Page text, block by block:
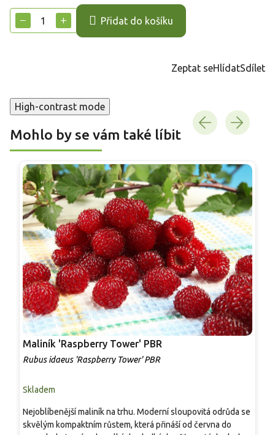
cena:
+
− Přidat do košíku
Zeptat seHlídatSdílet
High-contrast mode
Mohlo by se vám také líbit
Maliník 'Raspberry Tower' PBR
Rubus idaeus 'Raspberry Tower' PBR
Skladem
Nejoblíbenější maliník na trhu. Moderní sloupovitá odrůda se
skvělým kompaktním růstem, která přináší od června do